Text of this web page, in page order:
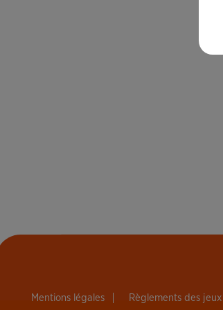
Mentions légales Règlements des jeux